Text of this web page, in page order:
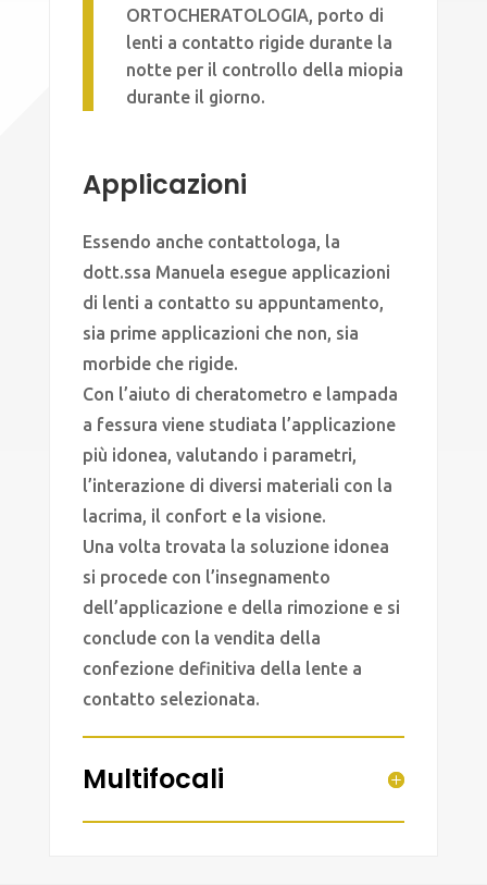
ORTOCHERATOLOGIA, porto di
lenti a contatto rigide durante la
notte per il controllo della miopia
durante il giorno.
Applicazioni
Essendo anche contattologa, la
dott.ssa Manuela esegue applicazioni
di lenti a contatto su appuntamento,
sia prime applicazioni che non, sia
morbide che rigide.
Con l’aiuto di cheratometro e lampada
a fessura viene studiata l’applicazione
più idonea, valutando i parametri,
l’interazione di diversi materiali con la
lacrima, il confort e la visione.
Una volta trovata la soluzione idonea
si procede con l’insegnamento
dell’applicazione e della rimozione e si
conclude con la vendita della
confezione definitiva della lente a
contatto selezionata.
Multifocali